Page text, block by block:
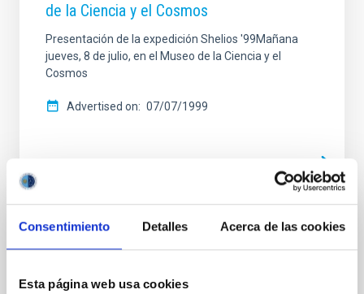
Consentimiento Detalles Acerca de las cookies
Esta página web usa cookies
de la Ciencia y el Cosmos
Presentación de la expedición Shelios '99Mañana
jueves, 8 de julio, en el Museo de la Ciencia y el
Cosmos
Advertised on 07/07/1999
PRESS RELEASE
Astrofísica para el profesorado "El